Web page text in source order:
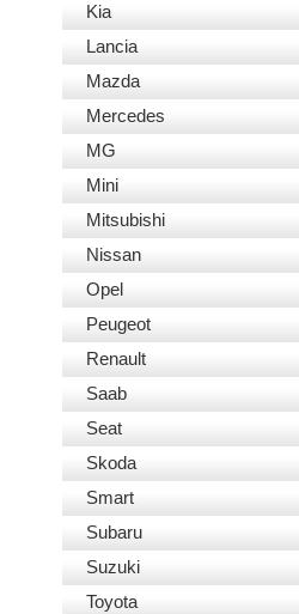
Kia
Lancia
Mazda
Mercedes
MG
Mini
Mitsubishi
Nissan
Opel
Peugeot
Renault
Saab
Seat
Skoda
Smart
Subaru
Suzuki
Toyota